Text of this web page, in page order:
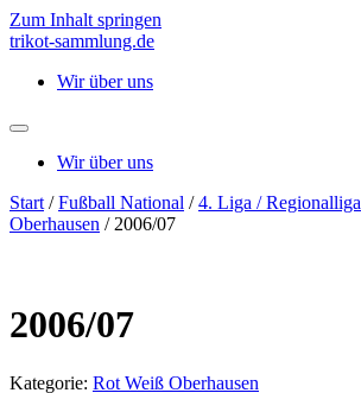
Zum Inhalt springen
trikot-sammlung.de
Wir über uns
Wir über uns
Start /Fußball National /4. Liga / Regionalliga
Oberhausen / 2006/07
2006/07
Kategorie: Rot Weiß Oberhausen